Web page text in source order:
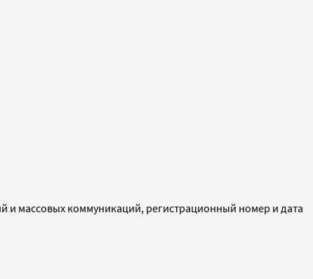
и массовых коммуникаций, регистрационный номер и дата